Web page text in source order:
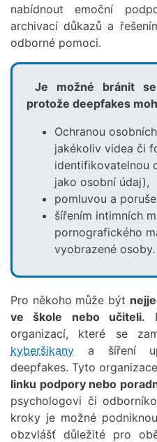
nabídnout emoční
archivací důkazů a
odborné pomoci.
Je možné bránit
protože deepfakes
Ochranou
jakékoliv videa či
identifikovatelnou
jako osobní údaj),
pomluvou a
šířením intimních
pornografického
vyobrazené osoby.
Pro někoho může být
ve škole nebo učiteli.
organizací, které se
kyberšikany a šíření
deepfakes. Tyto
linku podpory nebo
psychologovi či
kroky je možné
obzvlášť důležité pro